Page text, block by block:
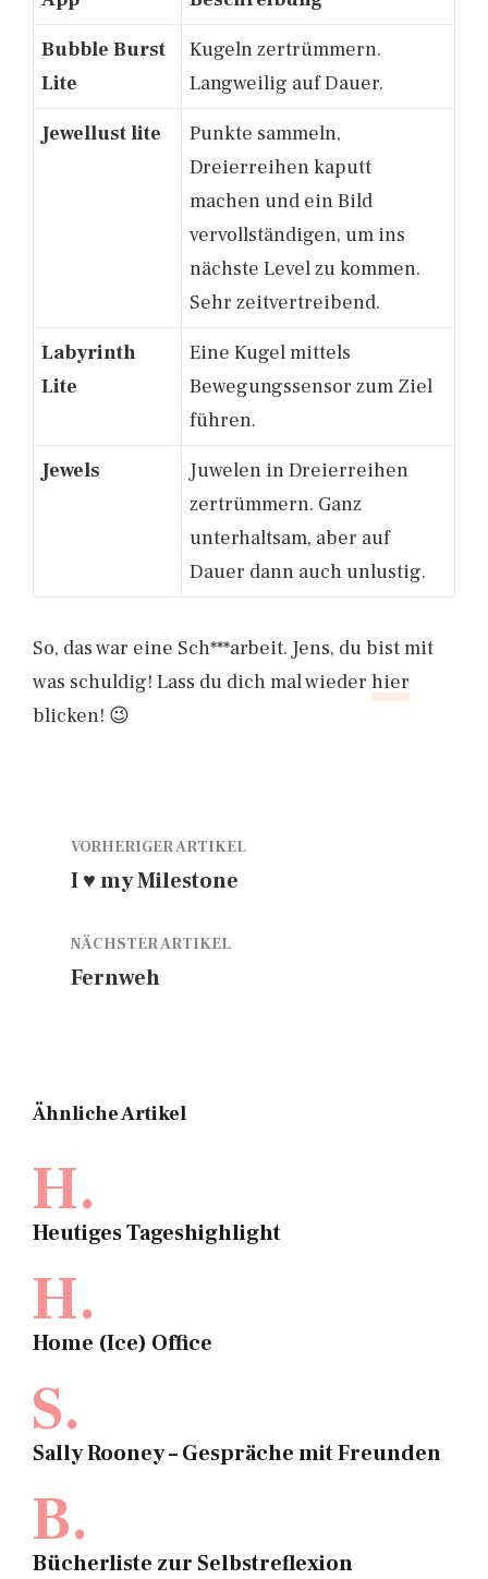
Bubble Burst
Lite
Kugeln zertrümmern.
Langweilig auf Dauer.
Jewellust lite
Punkte sammeln,
Dreierreihen kaputt
machen und ein Bild
vervollständigen, um ins
nächste Level zu kommen.
Sehr zeitvertreibend.
Labyrinth
Lite
Eine Kugel mittels
Bewegungssensor zum Ziel
führen.
Jewels
Juwelen in Dreierreihen
zertrümmern. Ganz
unterhaltsam, aber auf
Dauer dann auch unlustig.
So, das war eine Sch***arbeit. Jens, du bist mit
was schuldig! Lass du dich mal wieder hier
blicken! 😉
VORHERIGER ARTIKEL
I ♥ my Milestone
NÄCHSTER ARTIKEL
Fernweh
Ähnliche Artikel
H.
Heutiges Tageshighlight
H.
Home (Ice) Office
S.
Sally Rooney – Gespräche mit Freunden
B.
Bücherliste zur Selbstreflexion